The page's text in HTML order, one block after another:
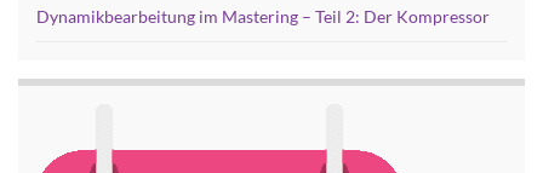
Dynamikbearbeitung im Mastering – Teil 2: Der Kompressor